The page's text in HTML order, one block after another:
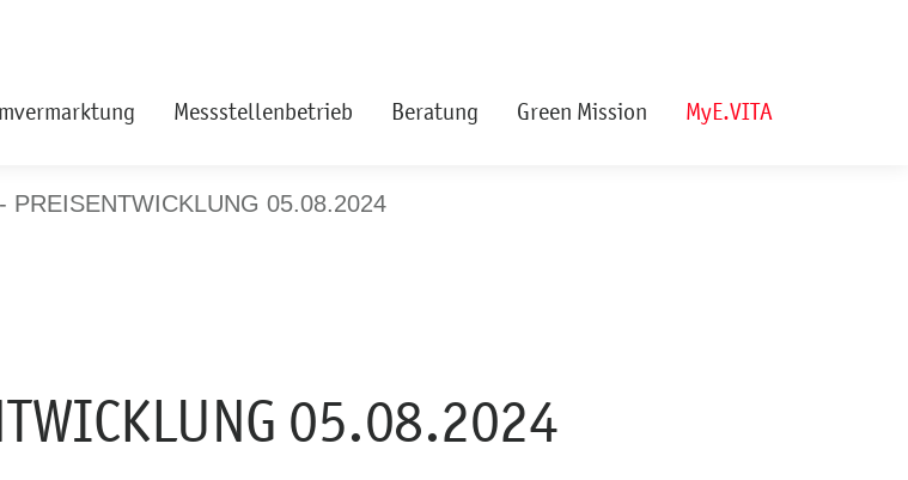
Messstellenbetrieb Beratung Green Mission MyE.VITA
PREISENTWICKLUNG 05.08.2024
05.08.2024